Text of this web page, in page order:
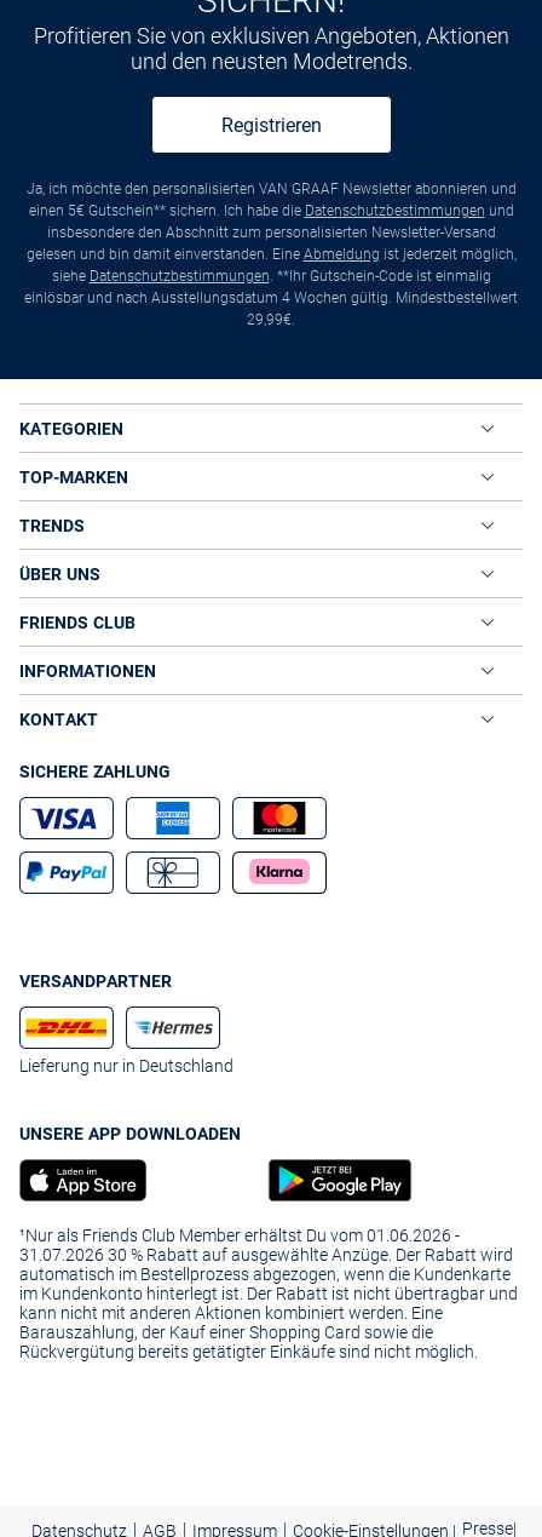
Profitieren Sie von exklusiven Angeboten, Aktionen
und den neusten Modetrends.
Registrieren
Ja, ich möchte den personalisierten VAN GRAAF Newsletter abonnieren und
einen 5€ Gutschein** sichern. Ich habe die Datenschutzbestimmungen und
insbesondere den Abschnitt zum personalisierten Newsletter-Versand
gelesen und bin damit einverstanden. Eine Abmeldung ist jederzeit möglich,
siehe Datenschutzbestimmungen. **Ihr Gutschein-Code ist einmalig
einlösbar und nach Ausstellungsdatum 4 Wochen gültig. Mindestbestellwert
29,99€.
KATEGORIEN
TOP-MARKEN
TRENDS
ÜBER UNS
FRIENDS CLUB
INFORMATIONEN
KONTAKT
SICHERE ZAHLUNG
VERSANDPARTNER
Lieferung nur in Deutschland
UNSERE APP DOWNLOADEN
¹Nur als Friends Club Member erhältst Du vom 01.06.2026 -
31.07.2026 30 % Rabatt auf ausgewählte Anzüge. Der Rabatt wird
automatisch im Bestellprozess abgezogen, wenn die Kundenkarte
im Kundenkonto hinterlegt ist. Der Rabatt ist nicht übertragbar und
kann nicht mit anderen Aktionen kombiniert werden. Eine
Barauszahlung, der Kauf einer Shopping Card sowie die
Rückvergütung bereits getätigter Einkäufe sind nicht möglich.
Datenschutz | AGB | Impressum | Cookie-Einstellungen | Presse|